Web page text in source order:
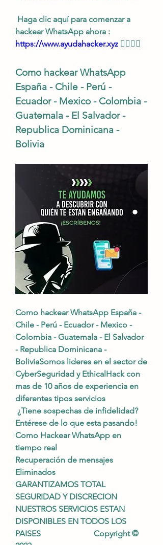
Haga clic aquí para comenzar a
https://www.ayudahacker.xyz 👈🏻👈🏻
Como hackear WhatsApp
España - Chile - Perú -
Ecuador - Mexico - Colombia -
Guatemala - El Salvador -
Republica Dominicana -
Bolivia
Como hackear WhatsApp España -
Chile - Perú - Ecuador - Mexico -
Colombia - Guatemala - El Salvador
- Republica Dominicana -
BoliviaSomos lideres en el sector de
CyberSeguridad y EthicalHack con
mas de 10 años de experiencia en
diferentes tipos servicios
¿Tiene sospechas de infidelidad?
Entérese de lo que esta pasando!
Como Hackear WhatsApp en
tiempo real
Recuperación de mensajes
Eliminados
GARANTIZAMOS TOTAL
SEGURIDAD Y DISCRECION
NUESTROS SERVICIOS ESTAN
DISPONIBLES EN TODOS LOS
PAISES                          Copyright ©